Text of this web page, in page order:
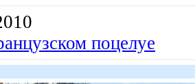
поцелуе